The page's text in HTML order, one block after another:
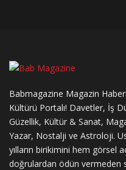
Babmagazine Magazin
Kültürü Portalı! Davetler, İş
Güzellik, Kültür & Sanat,
Yazar, Nostalji ve Astroloji.
yılların birikimini hem görsel
doğrulardan ödün vermeden